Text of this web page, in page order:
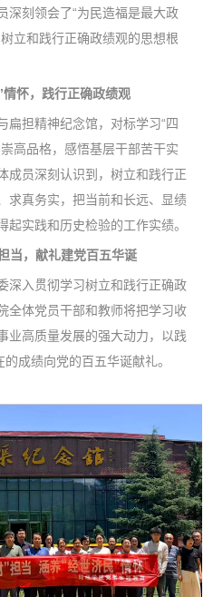
深刻领会了“为民造福是最大政
立和践行正确政绩观的思想根
情怀，践行正确政绩观
扁担精神纪念馆，对标学习“四
高品格，感悟基层干部苦干实
成员深刻认识到，树立和践行正
求真务实，把当前和长远、显绩
实践和历史检验的工作实绩。
当，献礼建党百五华诞
深入贯彻学习树立和践行正确政
全体党员干部和教师将把学习收
业高质量发展的强大动力，以践
成绩向党的百五华诞献礼。